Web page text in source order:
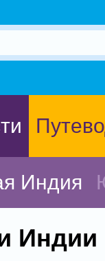
Индия
Индии